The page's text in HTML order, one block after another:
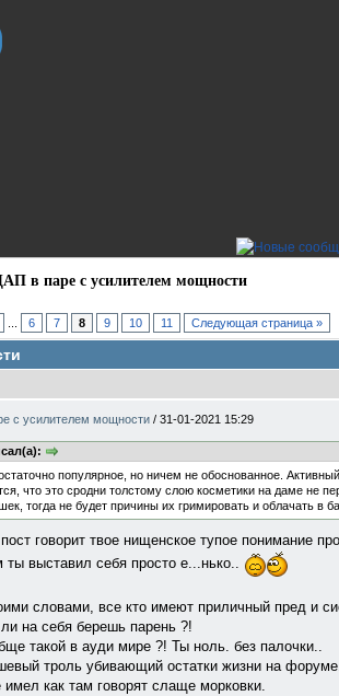
в паре с усилителем мощности
6 7 8 9 10 11 Следующая страница »
с усилителем мощности / 31-01-2021 15:29
популярное, но ничем не обоснованное.
что это сродни толстому слою косметики на даме не
тогда не будет причины их гримировать и облачать в
говорит твое нищенское тупое понимание
ты выставил себя просто е...нько..
словами, все кто имеют приличный пред и
на себя берешь парень ?!
такой в ауди мире ?! Ты ноль. без палочки..
троль убивающий остатки жизни на
имел как там говорят слаще морковки.